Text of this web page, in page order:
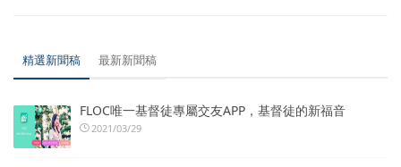
精選新聞稿 最新新聞稿
FLOC唯一基督徒專屬交友APP，基督徒的新福音
2021/03/29